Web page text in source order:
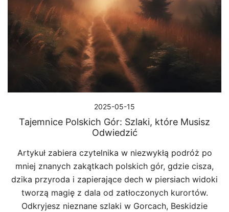
2025-05-15
Tajemnice Polskich Gór: Szlaki, które Musisz
Odwiedzić
Artykuł zabiera czytelnika w niezwykłą podróż po
mniej znanych zakątkach polskich gór, gdzie cisza,
dzika przyroda i zapierające dech w piersiach widoki
tworzą magię z dala od zatłoczonych kurortów.
Odkryjesz nieznane szlaki w Gorcach, Beskidzie